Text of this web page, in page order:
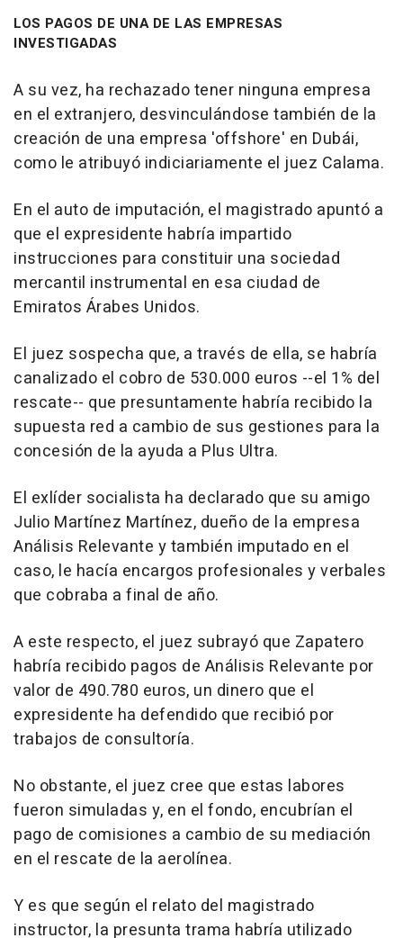
LOS PAGOS DE UNA DE LAS EMPRESAS
INVESTIGADAS
A su vez, ha rechazado tener ninguna empresa
en el extranjero, desvinculándose también de la
creación de una empresa 'offshore' en Dubái,
como le atribuyó indiciariamente el juez Calama.
En el auto de imputación, el magistrado apuntó a
que el expresidente habría impartido
instrucciones para constituir una sociedad
mercantil instrumental en esa ciudad de
Emiratos Árabes Unidos.
El juez sospecha que, a través de ella, se habría
canalizado el cobro de 530.000 euros --el 1% del
rescate-- que presuntamente habría recibido la
supuesta red a cambio de sus gestiones para la
concesión de la ayuda a Plus Ultra.
El exlíder socialista ha declarado que su amigo
Julio Martínez Martínez, dueño de la empresa
Análisis Relevante y también imputado en el
caso, le hacía encargos profesionales y verbales
que cobraba a final de año.
A este respecto, el juez subrayó que Zapatero
habría recibido pagos de Análisis Relevante por
valor de 490.780 euros, un dinero que el
expresidente ha defendido que recibió por
trabajos de consultoría.
No obstante, el juez cree que estas labores
fueron simuladas y, en el fondo, encubrían el
pago de comisiones a cambio de su mediación
en el rescate de la aerolínea.
Y es que según el relato del magistrado
instructor, la presunta trama habría utilizado